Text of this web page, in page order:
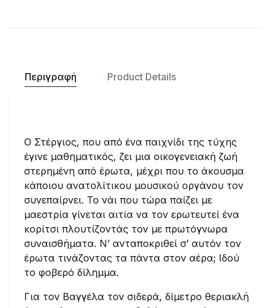
Περιγραφή Product Details
Ο Στέργιος, που από ένα παιχνίδι της τύχης
έγινε μαθηματικός, ζει μια οικογενειακή ζωή
στερημένη από έρωτα, μέχρι που το άκουσμα
κάποιου ανατολίτικου μουσικού οργάνου τον
συνεπαίρνει. Το νάι που τώρα παίζει με
μαεστρία γίνεται αιτία να τον ερωτευτεί ένα
κορίτσι πλουτίζοντάς τον με πρωτόγνωρα
συναισθήματα. Ν’ ανταποκριθεί σ’ αυτόν τον
έρωτα τινάζοντας τα πάντα στον αέρα; Ιδού
το φοβερό δίλημμα.
Για τον Βαγγέλα τον σιδερά, δίμετρο θεριακλή